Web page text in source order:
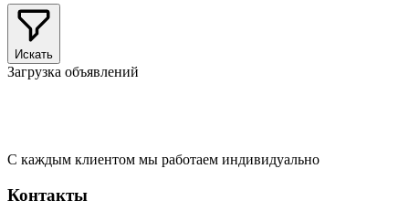
Искать
Загрузка объявлений
С каждым клиентом мы работаем индивидуально
Контакты